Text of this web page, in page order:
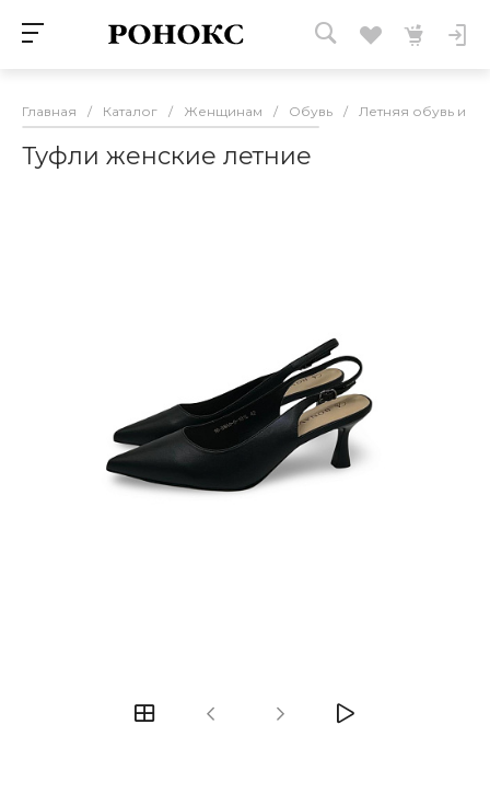
Главная / Каталог / Женщинам / Обувь / Летняя обувь и
Туфли женские летние